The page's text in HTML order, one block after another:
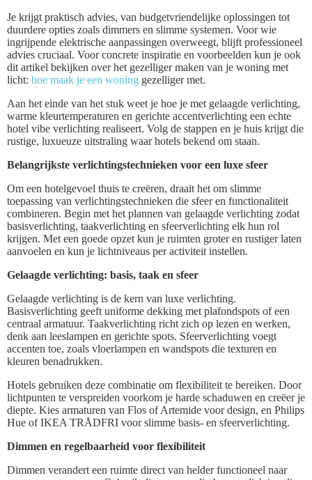
Je krijgt praktisch advies, van budgetvriendelijke oplossingen tot
duurdere opties zoals dimmers en slimme systemen. Voor wie
ingrijpende elektrische aanpassingen overweegt, blijft professioneel
advies cruciaal. Voor concrete inspiratie en voorbeelden kun je ook
dit artikel bekijken over het gezelliger maken van je woning met
licht: hoe maak je een woning gezelliger met.
Aan het einde van het stuk weet je hoe je met gelaagde verlichting,
warme kleurtemperaturen en gerichte accentverlichting een echte
hotel vibe verlichting realiseert. Volg de stappen en je huis krijgt die
rustige, luxueuze uitstraling waar hotels bekend om staan.
Belangrijkste verlichtingstechnieken voor een luxe sfeer
Om een hotelgevoel thuis te creëren, draait het om slimme
toepassing van verlichtingstechnieken die sfeer en functionaliteit
combineren. Begin met het plannen van gelaagde verlichting zodat
basisverlichting, taakverlichting en sfeerverlichting elk hun rol
krijgen. Met een goede opzet kun je ruimten groter en rustiger laten
aanvoelen en kun je lichtniveaus per activiteit instellen.
Gelaagde verlichting: basis, taak en sfeer
Gelaagde verlichting is de kern van luxe verlichting.
Basisverlichting geeft uniforme dekking met plafondspots of een
centraal armatuur. Taakverlichting richt zich op lezen en werken,
denk aan leeslampen en gerichte spots. Sfeerverlichting voegt
accenten toe, zoals vloerlampen en wandspots die texturen en
kleuren benadrukken.
Hotels gebruiken deze combinatie om flexibiliteit te bereiken. Door
lichtpunten te verspreiden voorkom je harde schaduwen en creëer je
diepte. Kies armaturen van Flos of Artemide voor design, en Philips
Hue of IKEA TRÅDFRI voor slimme basis- en sfeerverlichting.
Dimmen en regelbaarheid voor flexibiliteit
Dimmen verandert een ruimte direct van helder functioneel naar